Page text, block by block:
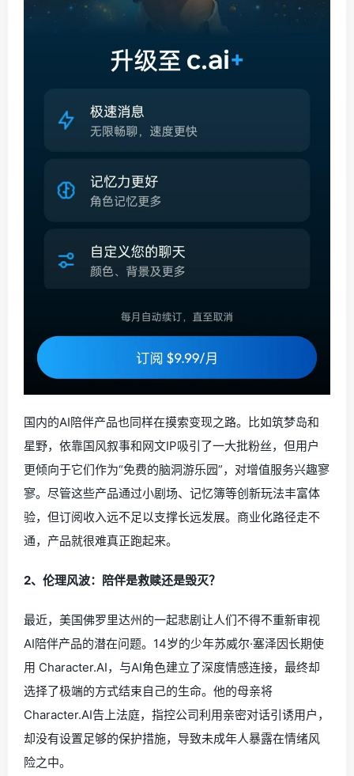
国内的AI陪伴产品也同样在摸索变现之路。比如筑梦岛和
星野，依靠国风叙事和网文IP吸引了一大批粉丝，但用户
更倾向于它们作为“免费的脑洞游乐园”，对增值服务兴趣寥
寥。尽管这些产品通过小剧场、记忆簿等创新玩法丰富体
验，但订阅收入远不足以支撑长远发展。商业化路径走不
通，产品就很难真正跑起来。
2、伦理风波：陪伴是救赎还是毁灭？
最近，美国佛罗里达州的一起悲剧让人们不得不重新审视
AI陪伴产品的潜在问题。14岁的少年苏威尔·塞泽因长期使
用 Character.AI，与AI角色建立了深度情感连接，最终却
选择了极端的方式结束自己的生命。他的母亲将
Character.AI告上法庭，指控公司利用亲密对话引诱用户，
却没有设置足够的保护措施，导致未成年人暴露在情绪风
险之中。